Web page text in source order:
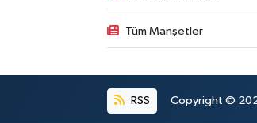
Tüm Manşetler
RSS Copyright ©